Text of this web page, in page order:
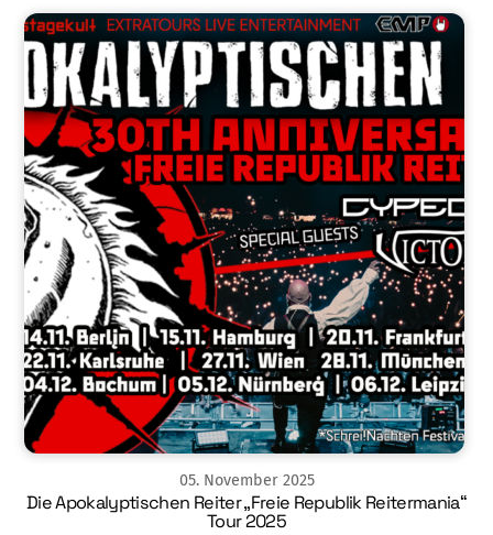
05. November 2025
Die Apokalyptischen Reiter „Freie Republik Reitermania“
Tour 2025